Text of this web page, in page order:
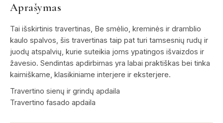
Aprašymas
Tai išskirtinis travertinas, Be smėlio, kreminės ir dramblio
kaulo spalvos, šis travertinas taip pat turi tamsesnių rudų ir
juodų atspalvių, kurie suteikia joms ypatingos išvaizdos ir
žavesio. Sendintas apdirbimas yra labai praktiškas bei tinka
kaimiškame, klasikiniame interjere ir eksterjere.
Travertino sienų ir grindų apdaila
Travertino fasado apdaila